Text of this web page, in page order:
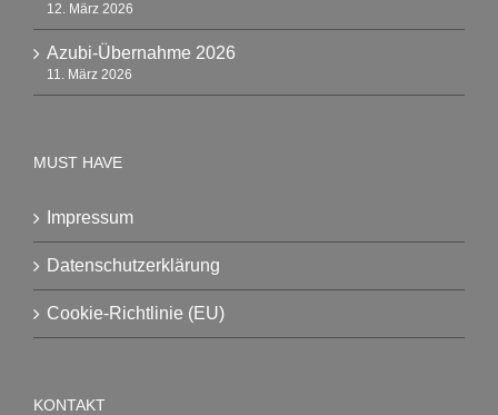
12. März 2026
Azubi-Übernahme 2026
11. März 2026
MUST HAVE
Impressum
Datenschutzerklärung
Cookie-Richtlinie (EU)
KONTAKT